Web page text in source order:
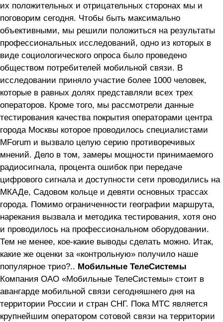
их положительных и отрицательных сторонах мы и
поговорим сегодня. Чтобы быть максимально
объективными, мы решили положиться на результаты
профессиональных исследований, одно из которых в
виде социологического опроса было проведено
обществом потребителей мобильной связи. В
исследовании приняло участие более 1000 человек,
которые в равных долях представляли всех трех
операторов. Кроме того, мы рассмотрели данные
тестирования качества покрытия операторами центра
города Москвы которое проводилось специалистами
MForum и вызвало целую серию противоречивых
мнений. Дело в том, замеры мощности принимаемого
радиосигнала, процента ошибок при передаче
цифрового сигнала и доступности сети проводились на
МКАДе, Садовом кольце и девяти основных трассах
города. Помимо ограниченности географии маршрута,
нарекания вызвала и методика тестирования, хотя оно
и проводилось на профессиональном оборудовании.
Тем не менее, кое-какие выводы сделать можно. Итак,
какие же оценки за «контрольную» получило наше
популярное трио?.. Мобильные ТелеСистемы
Компания ОАО «Мобильные ТелеСистемы» стоит в
авангарде мобильной связи сегодняшнего дня на
территории России и стран СНГ. Пока МТС является
крупнейшим оператором сотовой связи на территории